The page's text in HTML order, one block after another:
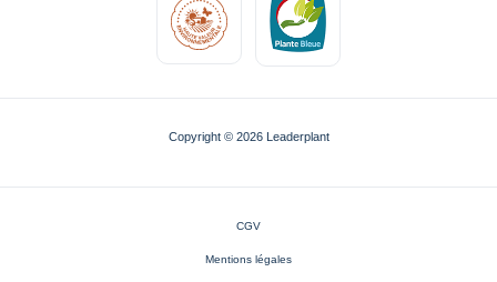
Copyright © 2026 Leaderplant
CGV
Mentions légales